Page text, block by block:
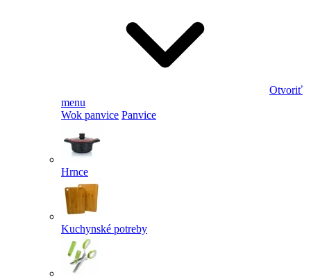
Otvoriť
menu
Wok panvice Panvice
Hrnce
Kuchynské potreby